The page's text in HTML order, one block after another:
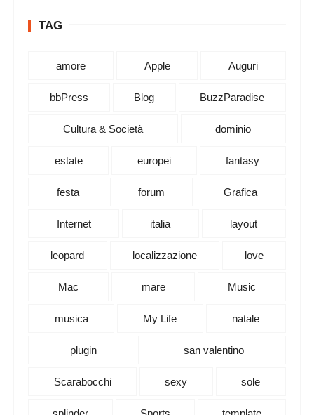
TAG
amore Apple Auguri
bbPress Blog BuzzParadise
Cultura & Società dominio
estate europei fantasy
festa forum Grafica
Internet italia layout
leopard localizzazione love
Mac mare Music
musica My Life natale
plugin san valentino
Scarabocchi sexy sole